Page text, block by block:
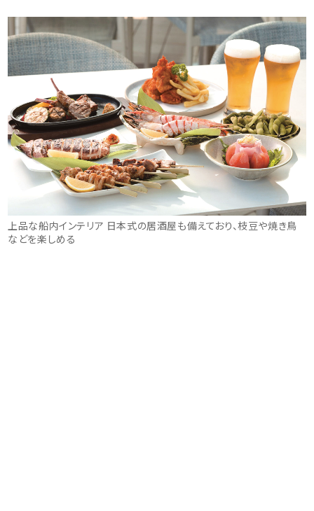
上品な船内インテリア 日本式の居酒屋も備えており、枝豆や焼き鳥
などを楽しめる